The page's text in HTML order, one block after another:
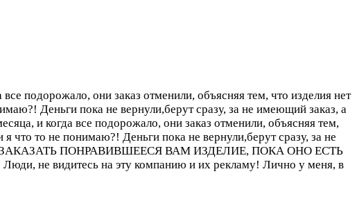
подорожало, они заказ отменили, объясняя тем, что изделия нет
Деньги пока не вернули,берут сразу, за не имеющий заказ, а
и когда все подорожало, они заказ отменили, объясняя тем,
что то не понимаю?! Деньги пока не вернули,берут сразу, за не
ЗАКАЗАТЬ ПОНРАВИВШЕЕСЯ ВАМ ИЗДЕЛИЕ, ПОКА ОНО ЕСТЬ
не видитесь на эту компанию и их рекламу! Лично у меня, в